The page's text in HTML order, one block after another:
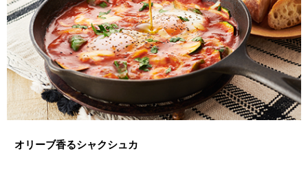
オリーブ香るシャクシュカ